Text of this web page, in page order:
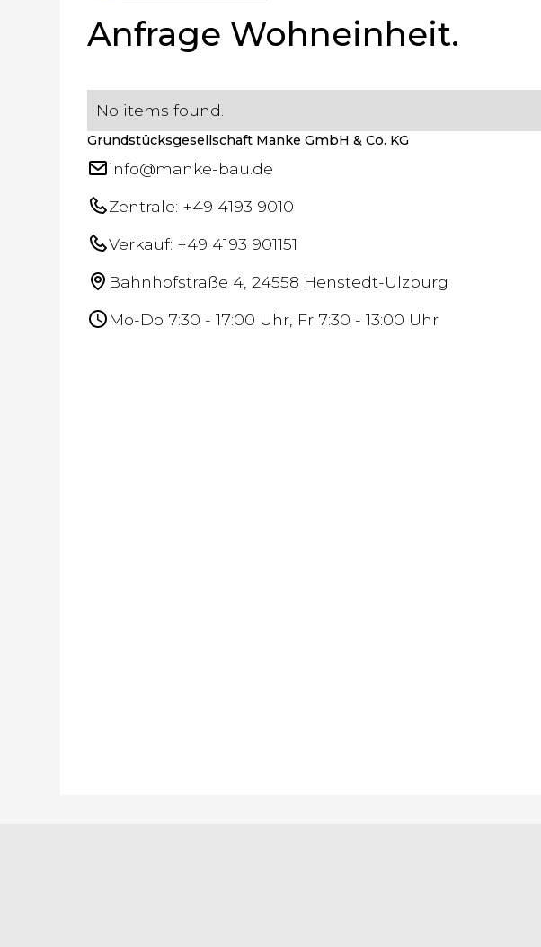
Anfrage Wohneinheit.
No items found.
Grundstücksgesellschaft Manke GmbH & Co. KG
info@manke-bau.de
Zentrale: +49 4193 9010
Verkauf: +49 4193 901151
Bahnhofstraße 4, 24558 Henstedt-Ulzburg
Mo-Do 7:30 - 17:00 Uhr, Fr 7:30 - 13:00 Uhr